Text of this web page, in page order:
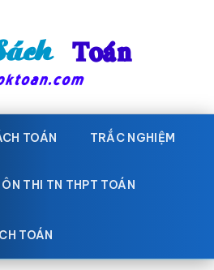
TOÁN TRẮC NGHIỆM
ÔN THI TN THPT TOÁN
TOÁN